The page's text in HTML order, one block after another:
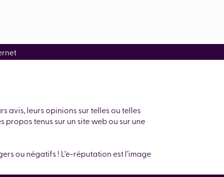
avis, leurs opinions sur telles ou telles
propos tenus sur un site web ou sur une
ou négatifs ! L’e-réputation est l’image